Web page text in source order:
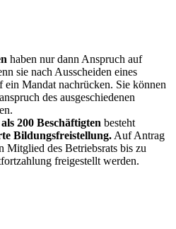
haben nur dann Anspruch auf
sie nach Ausscheiden eines
ein Mandat nachrücken. Sie können
des ausgeschiedenen
200 Beschäftigten besteht
Bildungsfreistellung. Auf Antrag
Mitglied des Betriebsrats bis zu
freigestellt werden.